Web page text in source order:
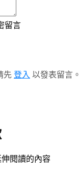
留言
先 登入 以發表留言。
閱讀的內容